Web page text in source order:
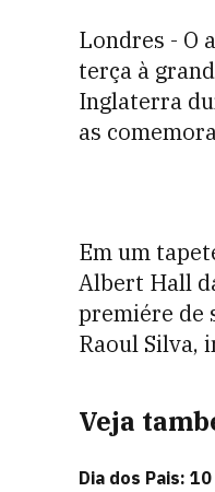
Londres - O
terça à
Inglaterra
as
Em um
Albert Hall
premiére de
Raoul Silva,
Veja
Dia dos Pais: